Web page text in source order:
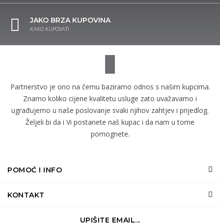
JAKO BRZA KUPOVINA
KAKO KUPOVATI
Partnerstvo je ono na čemu baziramo odnos s našim kupcima.
Znamo koliko cijene kvalitetu usluge zato uvažavamo i
ugrađujemo u naše poslovanje svaki njihov zahtjev i prijedlog.
Željeli bi da i Vi postanete naš kupac i da nam u tome
pomognete.
POMOĆ I INFO
KONTAKT
UPIŠITE EMAIL...